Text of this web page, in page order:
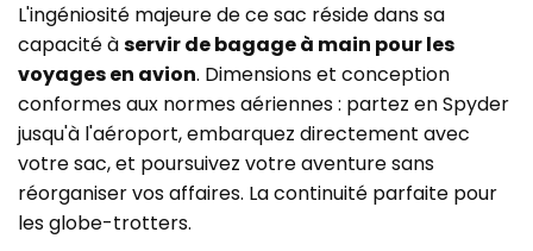
L'ingéniosité majeure de ce sac réside dans sa
capacité àservir de bagage à main pour les
voyages en avion. Dimensions et conception
conformes aux normes aériennes : partez en Spyder
jusqu'à l'aéroport, embarquez directement avec
votre sac, et poursuivez votre aventure sans
réorganiser vos affaires. La continuité parfaite pour
les globe-trotters.